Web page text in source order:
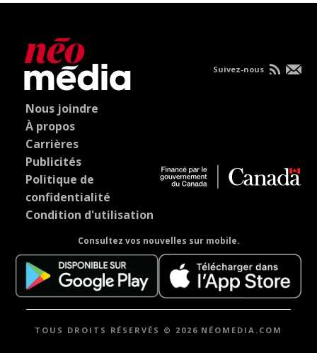
Nous joindre
À propos
Carrières
Publicités
Politique de
confidentialité
Condition d'utilisation
Consultez vos nouvelles sur mobile.
Suivez-nous
TOUS DROITS RÉSERVÉS © 2026 NÉOMEDIA.COM